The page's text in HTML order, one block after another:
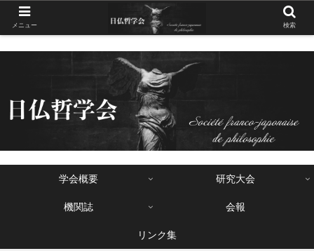
学会概要 研究大会
機関誌 会報
リンク集
メニュー 検索